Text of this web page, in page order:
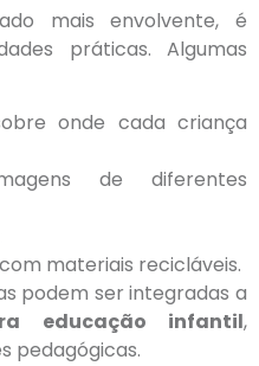
mais envolvente, é
práticas. Algumas
onde cada criança
de diferentes
materiais recicláveis.
podem ser integradas a
educação infantil,
pedagógicas.